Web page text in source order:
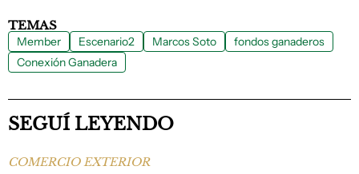
TEMAS
Member Escenario2 Marcos Soto
fondos ganaderos
Conexión Ganadera
SEGUÍ LEYENDO
COMERCIO EXTERIOR